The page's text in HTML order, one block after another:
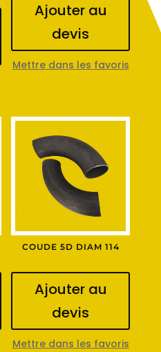
Ajouter au
devis
Mettre dans les favoris
COUDE 5D DIAM 114
Ajouter au
devis
Mettre dans les favoris